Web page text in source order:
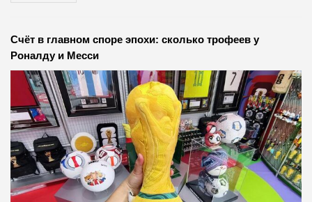
Счёт в главном споре эпохи: сколько трофеев у
Роналду и Месси